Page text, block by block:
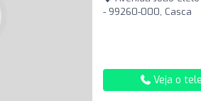
- 99260-000, Casca
Veja o